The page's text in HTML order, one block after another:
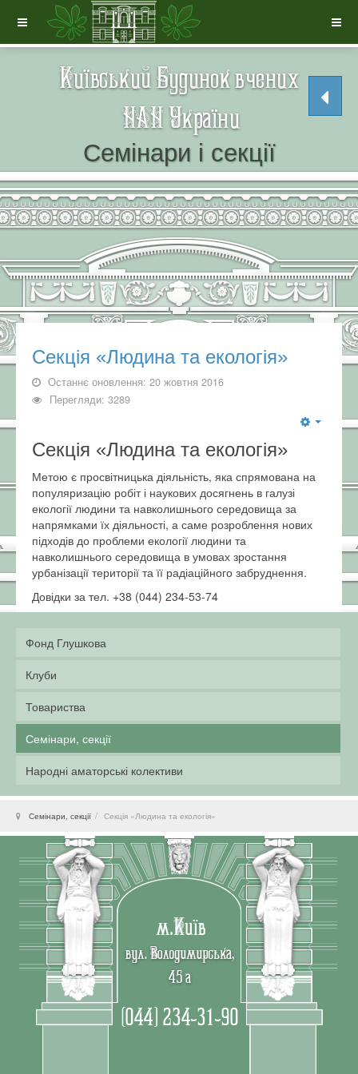
Семінари і секції
Секція «Людина та екологія»
Останнє оновлення: 20 жовтня 2016
Перегляди: 3289
Секція «Людина та екологія»
Метою є просвітницька діяльність, яка спрямована на
популяризацію робіт і наукових досягнень в галузі
екології людини та навколишнього середовища за
напрямками їх діяльності, а саме розроблення нових
підходів до проблеми екології людини та
навколишнього середовища в умовах зростання
урбанізації території та її радіаційного забруднення.
Довідки за тел. +38 (044) 234-53-74
Фонд Глушкова
Клуби
Товариства
Семінари, секції
Народні аматорські колективи
Семінари, секції Секція «Людина та екологія»